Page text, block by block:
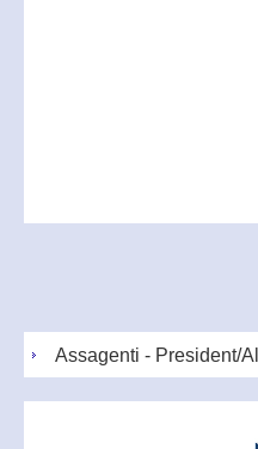
Assagenti - President/